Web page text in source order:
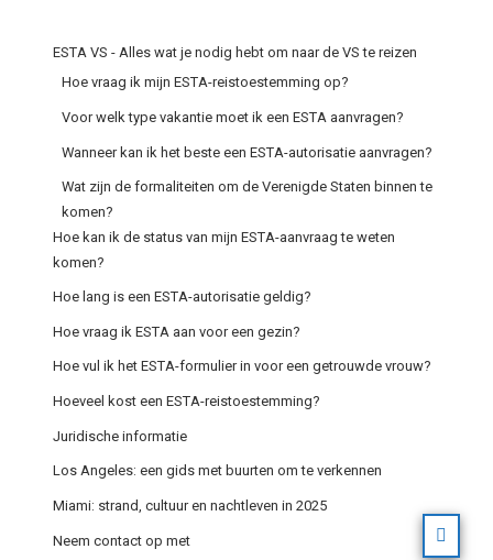
ESTA VS - Alles wat je nodig hebt om naar de VS te reizen
Hoe vraag ik mijn ESTA-reistoestemming op?
Voor welk type vakantie moet ik een ESTA aanvragen?
Wanneer kan ik het beste een ESTA-autorisatie aanvragen?
Wat zijn de formaliteiten om de Verenigde Staten binnen te
komen?
Hoe kan ik de status van mijn ESTA-aanvraag te weten
komen?
Hoe lang is een ESTA-autorisatie geldig?
Hoe vraag ik ESTA aan voor een gezin?
Hoe vul ik het ESTA-formulier in voor een getrouwde vrouw?
Hoeveel kost een ESTA-reistoestemming?
Juridische informatie
Los Angeles: een gids met buurten om te verkennen
Miami: strand, cultuur en nachtleven in 2025
Neem contact op met